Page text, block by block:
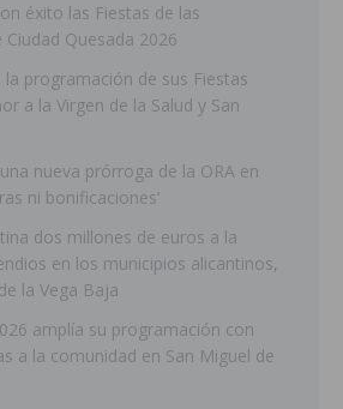
éxito las Fiestas de las
Quesada 2026
la programación de sus Fiestas
a la Virgen de la Salud y San
nueva prórroga de la ORA en
ni bonificaciones’
dos millones de euros a la
en los municipios alicantinos,
la Vega Baja
amplía su programación con
a la comunidad en San Miguel de